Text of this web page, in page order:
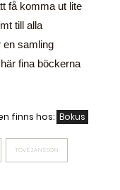
få komma ut lite
till alla
en samling
fina böckerna
finns hos: Bokus
TOVE JANSSON